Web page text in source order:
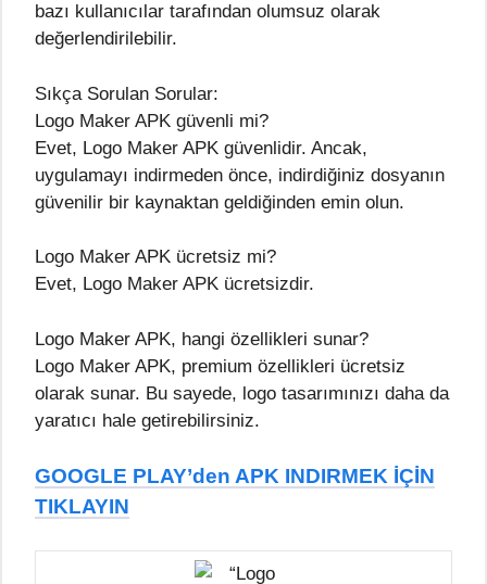
bazı kullanıcılar tarafından olumsuz olarak
değerlendirilebilir.
Sıkça Sorulan Sorular:
Logo Maker APK güvenli mi?
Evet, Logo Maker APK güvenlidir. Ancak,
uygulamayı indirmeden önce, indirdiğiniz dosyanın
güvenilir bir kaynaktan geldiğinden emin olun.
Logo Maker APK ücretsiz mi?
Evet, Logo Maker APK ücretsizdir.
Logo Maker APK, hangi özellikleri sunar?
Logo Maker APK, premium özellikleri ücretsiz
olarak sunar. Bu sayede, logo tasarımınızı daha da
yaratıcı hale getirebilirsiniz.
GOOGLE PLAY’den APK INDIRMEK İÇİN
TIKLAYIN